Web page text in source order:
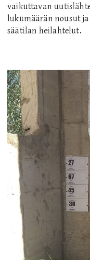
vaikuttavan
lukumäärän nousut
säätilan heilahtelut.